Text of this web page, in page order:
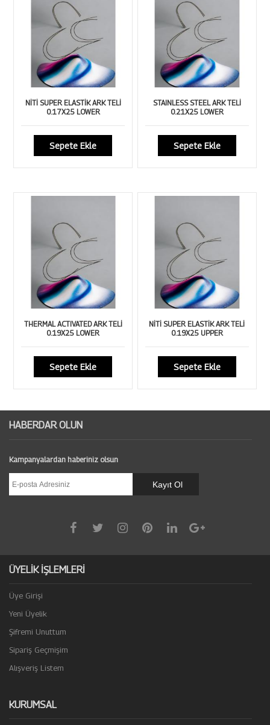
NİTİ SUPER ELASTİK ARK TELİ
0.17X25 LOWER
Sepete Ekle
STAINLESS STEEL ARK TELİ
0.21X25 LOWER
Sepete Ekle
THERMAL ACTIVATED ARK TELİ
0.19X25 LOWER
Sepete Ekle
NİTİ SUPER ELASTİK ARK TELİ
0.19X25 UPPER
Sepete Ekle
HABERDAR OLUN
Kampanyalardan haberiniz olsun
ÜYELİK İŞLEMLERİ
Üye Girişi
Yeni Üyelik
Şifremi Unuttum
Sipariş Geçmişim
Alışveriş Listem
KURUMSAL